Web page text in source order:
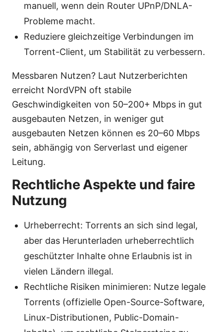
manuell, wenn dein Router UPnP/DNLA-
Probleme macht.
Reduziere gleichzeitige Verbindungen im
Torrent-Client, um Stabilität zu verbessern.
Messbaren Nutzen? Laut Nutzerberichten
erreicht NordVPN oft stabile
Geschwindigkeiten von 50–200+ Mbps in gut
ausgebauten Netzen, in weniger gut
ausgebauten Netzen können es 20–60 Mbps
sein, abhängig von Serverlast und eigener
Leitung.
Rechtliche Aspekte und faire
Nutzung
Urheberrecht: Torrents an sich sind legal,
aber das Herunterladen urheberrechtlich
geschützter Inhalte ohne Erlaubnis ist in
vielen Ländern illegal.
Rechtliche Risiken minimieren: Nutze legale
Torrents (offizielle Open-Source-Software,
Linux-Distributionen, Public-Domain-